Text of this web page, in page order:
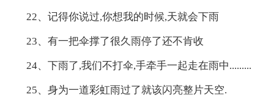
22、记得你说过,你想我的时候,天就会下雨
23、有一把伞撑了很久雨停了还不肯收
24、下雨了,我们不打伞,手牵手一起走在雨中.........
25、身为一道彩虹雨过了就该闪亮整片天空.